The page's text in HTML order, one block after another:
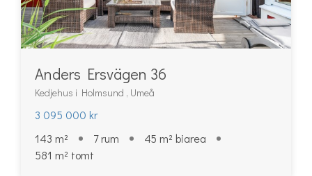
Anders Ersvägen 36
Kedjehus i Holmsund , Umeå
3 095 000 kr
143 m²
7 rum
45 m² biarea
581 m² tomt